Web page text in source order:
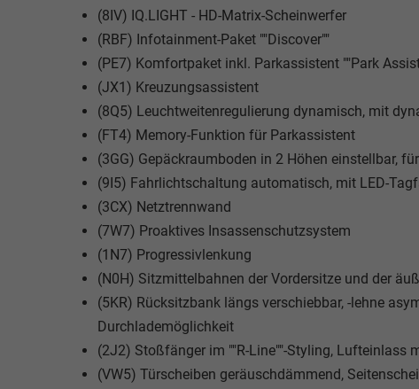
(8IV) IQ.LIGHT - HD-Matrix-Scheinwerfer
(RBF) Infotainment-Paket ""Discover""
(PE7) Komfortpaket inkl. Parkassistent ""Park
(JX1) Kreuzungsassistent
(8Q5) Leuchtweitenregulierung dynamisch, mit
(FT4) Memory-Funktion für Parkassistent
(3GG) Gepäckraumboden in 2 Höhen einstellbar,
(9I5) Fahrlichtschaltung automatisch, mit LED-
(3CX) Netztrennwand
(7W7) Proaktives Insassenschutzsystem
(1N7) Progressivlenkung
(N0H) Sitzmittelbahnen der Vordersitze und der
(5KR) Rücksitzbank längs verschiebbar, -lehne
Durchlademöglichkeit
(2J2) Stoßfänger im ""R-Line""-Styling, Lufteinlass
(VW5) Türscheiben geräuschdämmend,